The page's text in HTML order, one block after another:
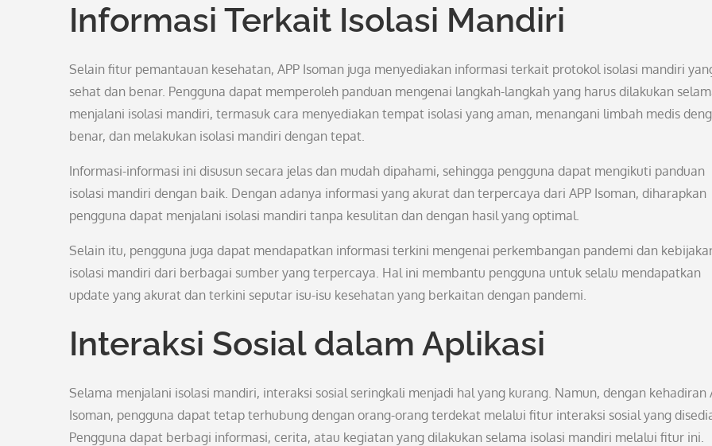
Informasi Terkait Isolasi Mandiri
Selain fitur pemantauan kesehatan, APP Isoman juga menyediakan informasi terkait protokol isolasi mandiri
sehat dan benar. Pengguna dapat memperoleh panduan mengenai langkah-langkah yang harus dilakukan
menjalani isolasi mandiri, termasuk cara menyediakan tempat isolasi yang aman, menangani limbah medis
benar, dan melakukan isolasi mandiri dengan tepat.
Informasi-informasi ini disusun secara jelas dan mudah dipahami, sehingga pengguna dapat mengikuti panduan
isolasi mandiri dengan baik. Dengan adanya informasi yang akurat dan terpercaya dari APP Isoman, diharapkan
pengguna dapat menjalani isolasi mandiri tanpa kesulitan dan dengan hasil yang optimal.
Selain itu, pengguna juga dapat mendapatkan informasi terkini mengenai perkembangan pandemi dan
isolasi mandiri dari berbagai sumber yang terpercaya. Hal ini membantu pengguna untuk selalu mendapatkan
update yang akurat dan terkini seputar isu-isu kesehatan yang berkaitan dengan pandemi.
Interaksi Sosial dalam Aplikasi
Selama menjalani isolasi mandiri, interaksi sosial seringkali menjadi hal yang kurang. Namun, dengan kehadiran
Isoman, pengguna dapat tetap terhubung dengan orang-orang terdekat melalui fitur interaksi sosial yang
Pengguna dapat berbagi informasi, cerita, atau kegiatan yang dilakukan selama isolasi mandiri melalui fitur ini.